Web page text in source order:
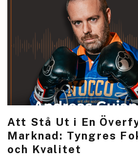
Att Stå Ut i En
Marknad: Tyngres
och Kvalitet